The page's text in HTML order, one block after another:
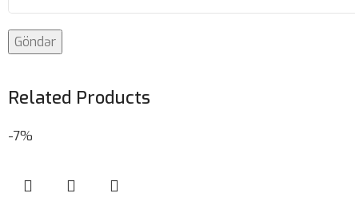
Related Products
-7%